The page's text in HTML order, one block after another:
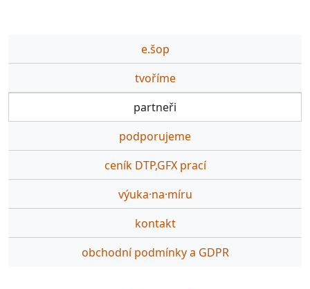
e.šop
tvoříme
partneři
podporujeme
ceník DTP,GFX prací
výuka·na·míru
kontakt
obchodní podmínky a GDPR